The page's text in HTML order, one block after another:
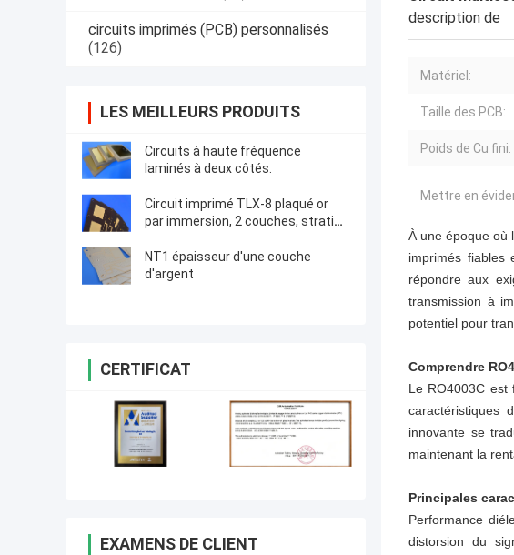
circuits imprimés (PCB) personnalisés
(126)
LES MEILLEURS PRODUITS
Circuits à haute fréquence
laminés à deux côtés.
Circuit imprimé TLX-8 plaqué or
par immersion, 2 couches, stratifié
NT1 épaisseur d'une couche
d'argent
CERTIFICAT
EXAMENS DE CLIENT
description de
Matériel:
Taille des PCB:
Poids de Cu fini:
Mettre en
À une époque où
imprimés fiables
répondre aux
transmission à
potentiel pour
Comprendre
Le RO4003C est
caractéristiques
innovante se
maintenant la
Principales
Performance
distorsion du